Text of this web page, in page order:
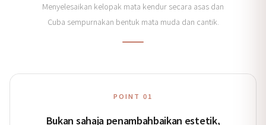
Menyelesaikan kelopak mata kendur secara asas dan
Cuba sempurnakan bentuk mata muda dan cantik.
POINT 01
Bukan sahaja penambahbaikan estetik,